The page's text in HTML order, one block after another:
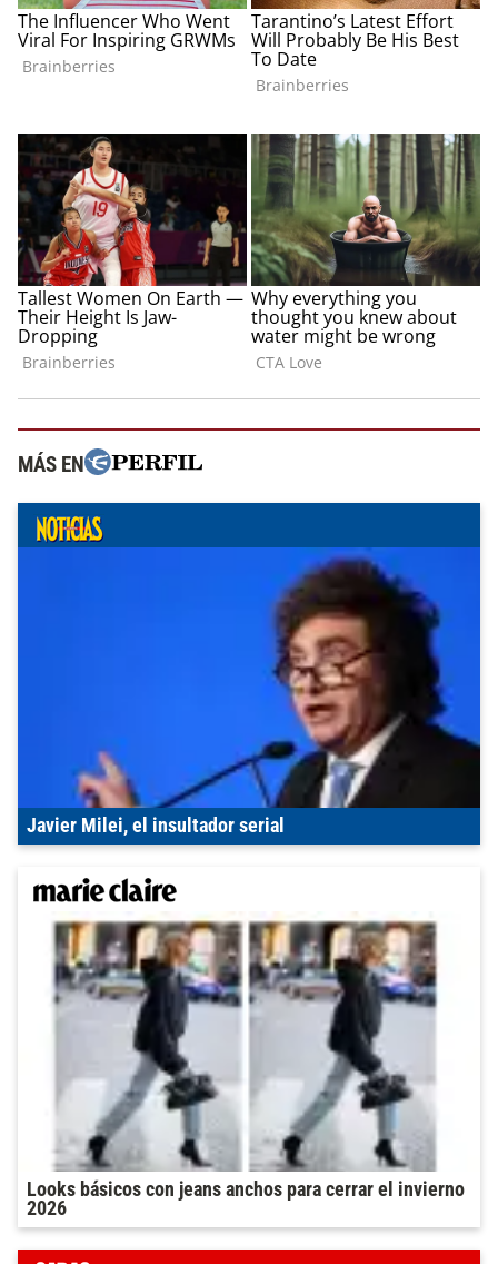
MÁS EN
Javier Milei, el insultador serial
Looks básicos con jeans anchos para cerrar el invierno
2026